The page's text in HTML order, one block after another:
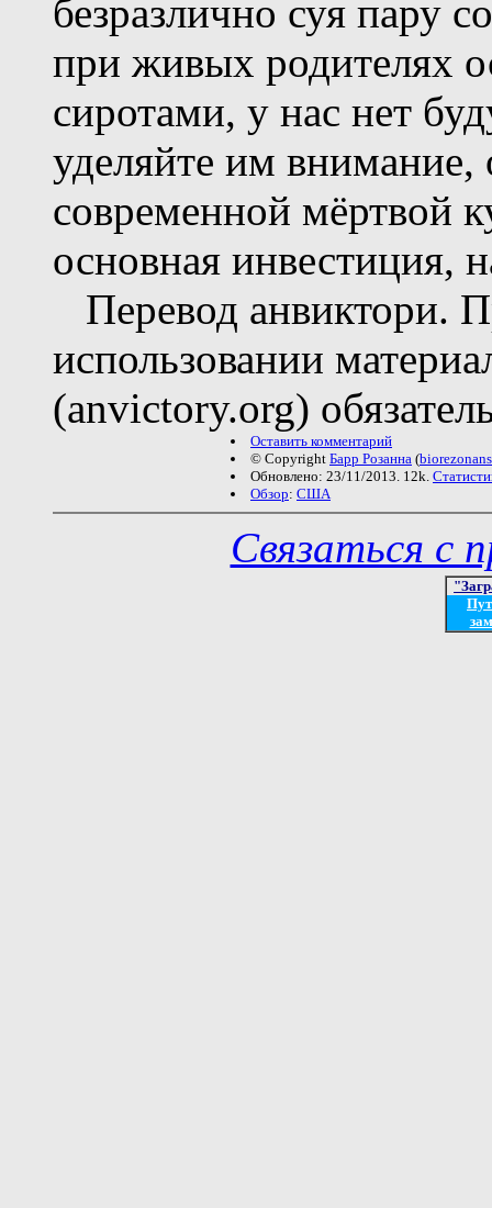
безразлично суя пару
при живых родителях
сиротами, у нас нет
уделяйте им внимание,
современной мёртвой
основная инвестиция,
Перевод анвиктори.
использовании
(anvictory.org)
Оставить комментарий
© Copyright Барр Розанна (
Обновлено: 23/11/2013. 12k.
Обзор: США
Связаться с